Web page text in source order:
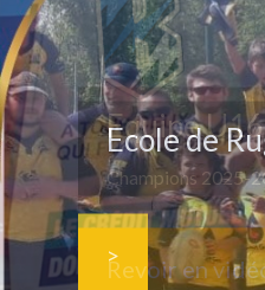
Ecole de
>